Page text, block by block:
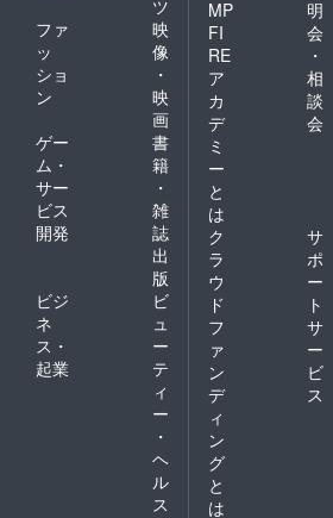
ツ
ファ
ッ
ショ
ン
映
像
・
映
画
ゲー
ム・
サー
ビス
開発
書
籍
・
雑
誌
出
版
ビジ
ネ
ス・
起業
ビ
ュ
ー
テ
ィ
ー
・
ヘ
ル
ス
MP
FI
RE
ア
カ
デ
ミ
ー
と
は
明
会
・
相
談
会
ク
ラ
ウ
ド
フ
ァ
ン
デ
ィ
ン
グ
と
は
サ
ポ
ー
ト
サ
ー
ビ
ス